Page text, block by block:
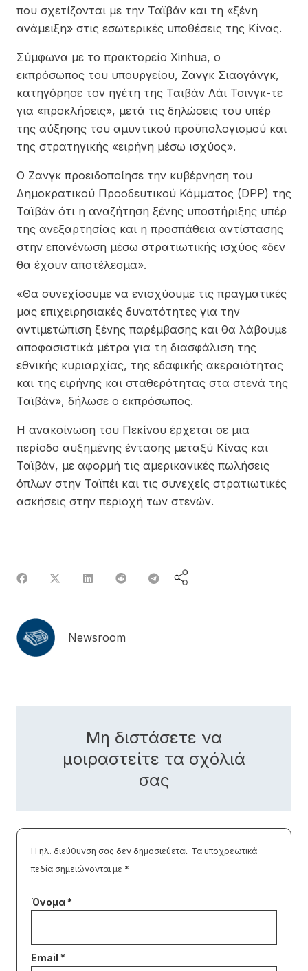
που σχετίζονται με την Ταϊβάν και τη «ξένη
ανάμειξη» στις εσωτερικές υποθέσεις της Κίνας.
Σύμφωνα με το πρακτορείο Xinhua, ο
εκπρόσωπος του υπουργείου, Ζανγκ Σιαογάνγκ,
κατηγόρησε τον ηγέτη της Ταϊβάν Λάι Τσινγκ-τε
για «προκλήσεις», μετά τις δηλώσεις του υπέρ
της αύξησης του αμυντικού προϋπολογισμού και
της στρατηγικής «ειρήνη μέσω ισχύος».
Ο Ζανγκ προειδοποίησε την κυβέρνηση του
Δημοκρατικού Προοδευτικού Κόμματος (DPP) της
Ταϊβάν ότι η αναζήτηση ξένης υποστήριξης υπέρ
της ανεξαρτησίας και η προσπάθεια αντίστασης
στην επανένωση μέσω στρατιωτικής ισχύος «δεν
θα έχουν αποτέλεσμα».
«Θα συνεχίσουμε να ενισχύουμε τις πραγματικές
μας επιχειρησιακές δυνατότητες για την
αντιμετώπιση ξένης παρέμβασης και θα λάβουμε
αποφασιστικά μέτρα για τη διασφάλιση της
εθνικής κυριαρχίας, της εδαφικής ακεραιότητας
και της ειρήνης και σταθερότητας στα στενά της
Ταϊβάν», δήλωσε ο εκπρόσωπος.
Η ανακοίνωση του Πεκίνου έρχεται σε μια
περίοδο αυξημένης έντασης μεταξύ Κίνας και
Ταϊβάν, με αφορμή τις αμερικανικές πωλήσεις
όπλων στην Ταϊπέι και τις συνεχείς στρατιωτικές
ασκήσεις στην περιοχή των στενών.
Newsroom
Μη διστάσετε να
μοιραστείτε τα σχόλιά
σας
Η ηλ. διεύθυνση σας δεν δημοσιεύεται. Τα υποχρεωτικά
πεδία σημειώνονται με *